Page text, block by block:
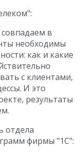
в
необходимы
как и какие
с клиентами,
И это
результаты
отдела
фирмы "1С":